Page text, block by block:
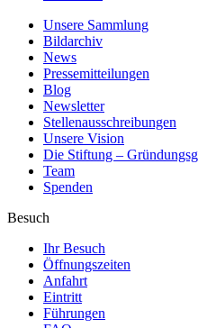
Unsere Sammlung
Bildarchiv
News
Pressemitteilungen
Blog
Newsletter
Stellenausschreibungen
Unsere Vision
Die Stiftung –
Team
Spenden
Besuch
Ihr Besuch
Öffnungszeiten
Anfahrt
Eintritt
Führungen